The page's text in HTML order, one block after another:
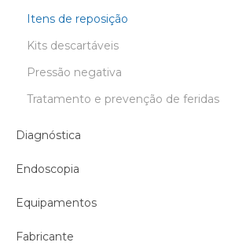
Itens de reposição
Kits descartáveis
Pressão negativa
Tratamento e prevenção de feridas
Diagnóstica
Endoscopia
Equipamentos
Fabricante